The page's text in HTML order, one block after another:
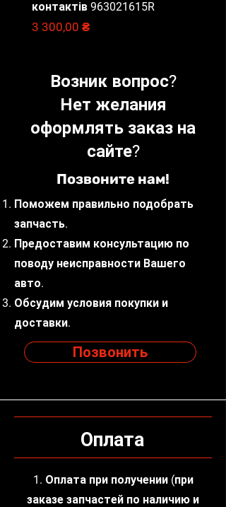
при отриманні замовлення.
Завдаток в розмірі вартості
запчастин щодня до
16:00.Доставка вибраною Вами
службою доставки (САТ,
НоваПошта, Delivery, Meest).
Наші фахівці готові
проконсультувати з приводу
відповідають вашим потребам
та бюджету.
контактів 963021615R
Цена
3 300,00 ₴
Цена
2
Возник вопрос?
Нет желания
оформлять заказ на
сайте?
Позвоните нам!
Поможем правильно подобрать
запчасть.
Предоставим консультацию по
поводу неисправности Вашего
авто.
Обсудим условия покупки и
доставки.
Позвонить
Оплата
1. Оплата при получении (при
заказе запчастей по наличию и